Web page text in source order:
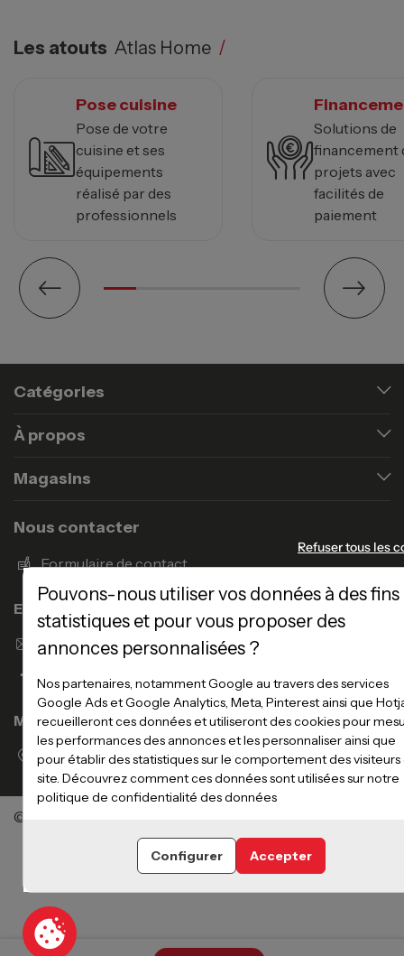
Les atouts Atlas Home /
Pose cuisine
Pose de votre
cuisine et ses
équipements
réalisé par des
professionnels
Solutions de
financement
projets avec
facilités de
paiement
Catégories
À propos
Magasins
Nous contacter
Formulaire de contact
Enseigne Atlas Home
Envoyer un email
Magasins
Voir la liste des magasins
©Meubles Atlas / Atlas Newco
Refuser tous les
Pouvons-nous utiliser vos données à des fins
statistiques et pour vous proposer des
annonces personnalisées ?
Nos partenaires, notamment Google au travers des services
Google Ads et Google Analytics, Meta, Pinterest ainsi que
recueilleront ces données et utiliseront des cookies pour
les performances des annonces et les personnaliser ainsi que
pour établir des statistiques sur le comportement des visiteurs
site. Découvrez comment ces données sont utilisées sur notre
politique de confidentialité des données
Configurer Accepter